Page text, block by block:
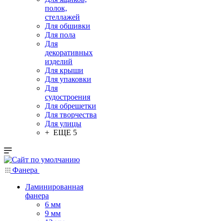
полок,
стеллажей
Для обшивки
Для пола
Для
декоративных
изделий
Для крыши
Для упаковки
Для
судостроения
Для обрешетки
Для творчества
Для улицы
+ ЕЩЕ 5
Фанера
Ламинированная
фанера
6 мм
9 мм